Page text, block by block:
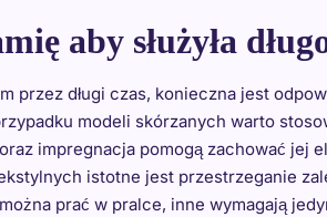
aby służyła
przez długi czas, konieczna jest
modeli skórzanych warto
impregnacja pomogą zachować jej
istotne jest przestrzeganie
prać w pralce, inne wymagają